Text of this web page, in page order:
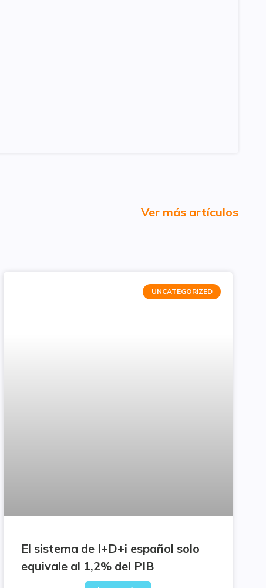
Ver más artículos
UNCATEGORIZED
El sistema de I+D+i español solo
equivale al 1,2% del PIB